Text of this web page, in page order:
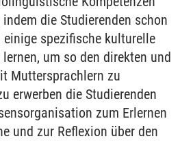
die Studierenden schon
einige spezifische kulturelle
um so den direkten und
Muttersprachlern zu
erwerben die Studierenden
zum Erlernen
und zur Reflexion über den